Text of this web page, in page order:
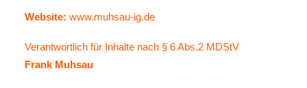
Website: www.muhsau-ig.de
Verantwortlich für Inhalte nach § 6 Abs.2 MDStV
Frank Muhsau